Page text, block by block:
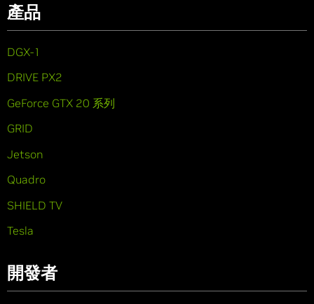
產品
DGX-1
DRIVE PX2
GeForce GTX 20 系列
GRID
Jetson
Quadro
SHIELD TV
Tesla
開發者